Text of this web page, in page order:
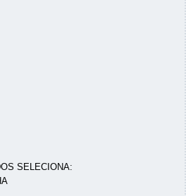
SELECIONA: